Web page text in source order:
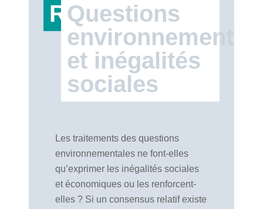
RT47
Questions
et inégalités
sociales
Les traitements des questions
environnementales ne font-elles
qu’exprimer les inégalités sociales
et économiques ou les renforcent-
elles ? Si un consensus relatif existe